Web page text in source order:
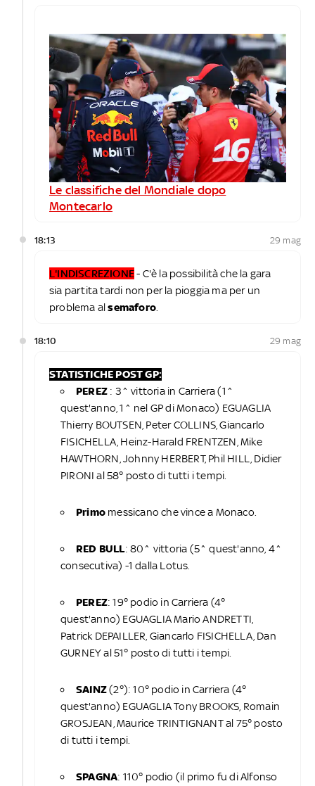
Le classifiche del Mondiale dopo
Montecarlo
18:13 29 mag
L'INDISCREZIONE- C'è la possibilità che la gara
sia partita tardi non per la pioggia ma per un
problema alsemaforo
18:10 29 mag
STATISTICHE POST GP:
PEREZ : 3^ vittoria in Carriera (1^
quest'anno, 1^ nel GP di Monaco) EGUAGLIA
Thierry BOUTSEN, Peter COLLINS, Giancarlo
FISICHELLA, Heinz-Harald FRENTZEN, Mike
HAWTHORN, Johnny HERBERT, Phil HILL, Didier
PIRONI al 58° posto di tutti i tempi.
Primo messicano che vince a Monaco.
RED BULL: 80^ vittoria (5^ quest'anno, 4^
consecutiva) -1 dalla Lotus.
PEREZ: 19° podio in Carriera (4°
quest'anno) EGUAGLIA Mario ANDRETTI,
Patrick DEPAILLER, Giancarlo FISICHELLA, Dan
GURNEY al 51° posto di tutti i tempi.
SAINZ(2°): 10° podio in Carriera (4°
quest'anno) EGUAGLIA Tony BROOKS, Romain
GROSJEAN, Maurice TRINTIGNANT al 75° posto
di tutti i tempi.
SPAGNA: 110° podio (il primo fu di Alfonso